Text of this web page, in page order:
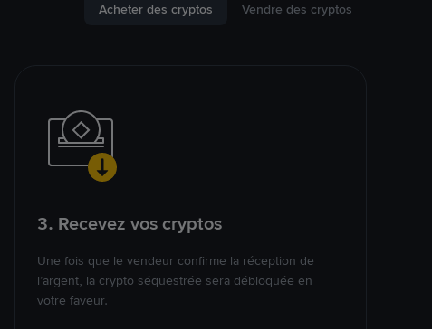
Acheter des cryptos Vendre des cryptos
3. Recevez vos cryptos
Une fois que le vendeur confirme la réception de
l’argent, la crypto séquestrée sera débloquée en
votre faveur.